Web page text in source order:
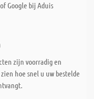
Google bij Aduis
zijn voorradig en
hoe snel u uw bestelde